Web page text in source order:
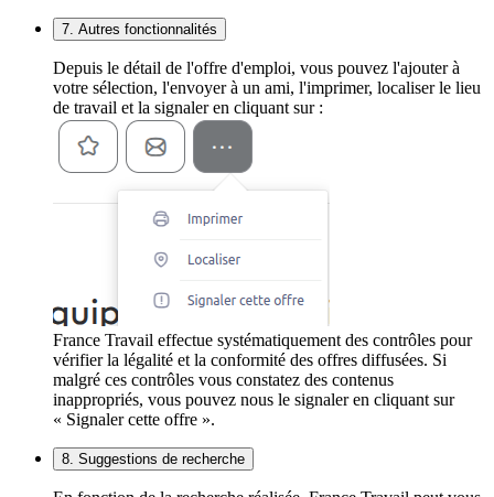
7. Autres fonctionnalités
Depuis le détail de l'offre d'emploi, vous pouvez l'ajouter à
votre sélection, l'envoyer à un ami, l'imprimer, localiser le lieu
de travail et la signaler en cliquant sur :
France Travail effectue systématiquement des contrôles pour
vérifier la légalité et la conformité des offres diffusées. Si
malgré ces contrôles vous constatez des contenus
inappropriés, vous pouvez nous le signaler en cliquant sur
« Signaler cette offre ».
8. Suggestions de recherche